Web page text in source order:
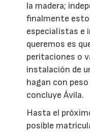
la madera;
finalmente
especialistas e
queremos es
peritaciones o
instalación de
hagan con
concluye Ávila.
Hasta el
posible